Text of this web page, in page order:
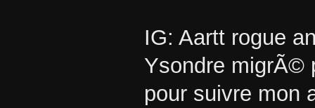
IG: Aartt rogue
Ysondre migrÃ©
pour suivre mon